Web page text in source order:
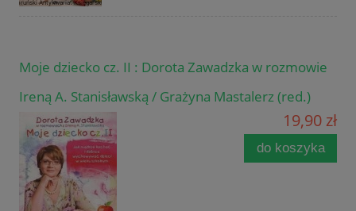
Moje dziecko cz. II : Dorota Zawadzka w rozmowie
Ireną A. Stanisławską / Grażyna Mastalerz (red.)
19,90 zł
do koszyka